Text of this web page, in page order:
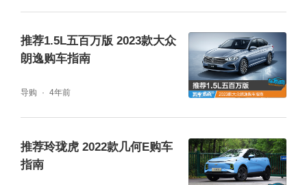
作为中期改款车型，新车外观主要针对细节部
分进行了升级。同时根据不同人群喜好，新款
奥迪A6L还提供了致雅型和动感型两种不同风
格的前格栅设计，其中，致雅型采用大尺寸横
幅式造型，内部辅以银色镀铬元素点缀，搭配
推荐1.5L五百万版 2023款大众
朗逸购车指南
导购 4年前
推荐玲珑虎 2022款几何E购车
指南